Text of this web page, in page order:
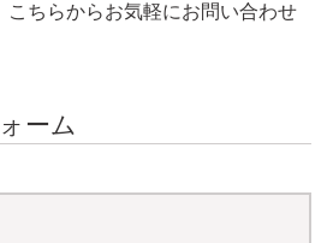
こちらからお気軽にお問い合わせ
ーム